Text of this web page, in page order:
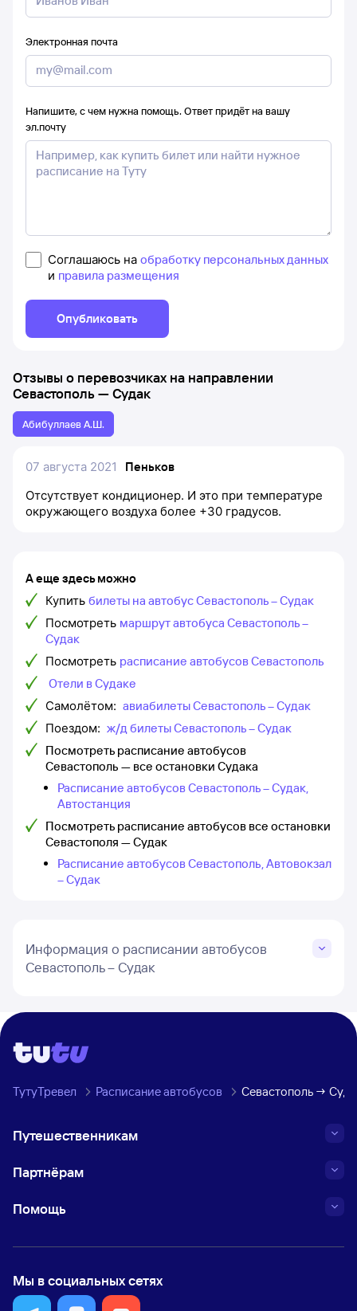
Электронная почта
Напишите, с чем нужна помощь. Ответ придёт на вашу
эл.почту
Соглашаюсь на обработку персональных данных
и правила размещения
Опубликовать
Отзывы о перевозчиках на направлении
Севастополь—Судак
Абибуллаев А.Ш.
07 августа 2021
Пеньков
Отсутствует кондиционер. И это при температуре
окружающего воздуха более +30 градусов.
А еще здесь можно
Купить билеты на автобус Севастополь – Судак
Посмотреть маршрут автобуса Севастополь –
Судак
Посмотреть расписание автобусов Севастополь
Отели в Судаке
Самолётом: авиабилеты Севастополь – Судак
Поездом: ж/д билеты Севастополь – Судак
Посмотреть расписание автобусов
Севастополь — все остановки Судака
Расписание автобусов Севастополь – Судак,
Автостанция
Посмотреть расписание автобусов все остановки
Севастополя — Судак
Расписание автобусов Севастополь, Автовокзал
– Судак
Информация о расписании автобусов
Севастополь – Судак
ТутуТревел Расписание автобусов Севастополь →
Путешественникам
Партнёрам
Помощь
Мы в социальных сетях